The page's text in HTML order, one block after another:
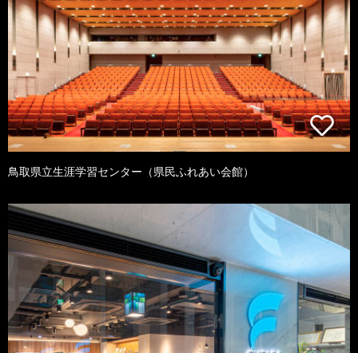
鳥取県立生涯学習センター（県民ふれあい会館）